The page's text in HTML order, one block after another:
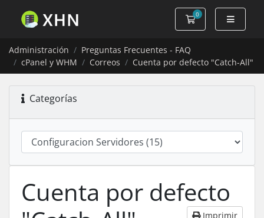
0
Carro de Pedidos
Administración
Preguntas Frecuentes - FAQ
cPanel y WHM
Correos Cuenta por defecto "Catch-All"
Categorías
Cuenta por defecto
Imprimir